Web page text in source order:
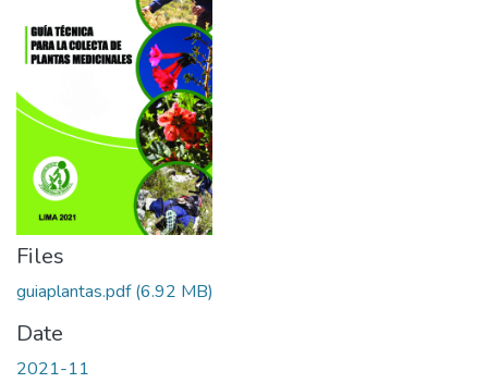
Files
guiaplantas.pdf(6.92 MB)
Date
2021-11